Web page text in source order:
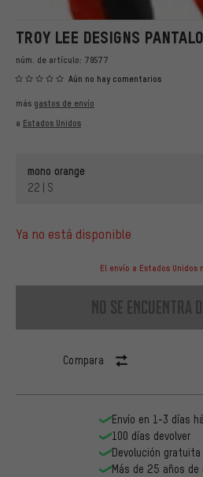
TROY LEE DESIGNS
núm. de artículo: 79577
Aún no hay comentarios
más gastos de envío
a Estados Unidos
mono orange
22 | S
ya no está disponible
El envío a Estados Unidos
no se encuentra
Compara
Envío en 1-3 días
100 días devolver
Devolución gratuita
Más de 25 años de